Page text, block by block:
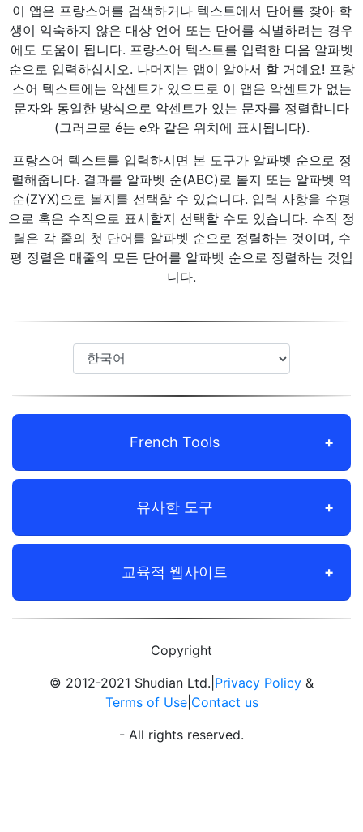
이 앱은 프랑스어를 검색하거나 텍스트에서 단어를 찾아 학
생이 익숙하지 않은 대상 언어 또는 단어를 식별하려는 경우
에도 도움이 됩니다. 프랑스어 텍스트를 입력한 다음 알파벳
순으로 입력하십시오. 나머지는 앱이 알아서 할 거예요! 프랑
스어 텍스트에는 악센트가 있으므로 이 앱은 악센트가 없는
문자와 동일한 방식으로 악센트가 있는 문자를 정렬합니다
(그러므로 é는 e와 같은 위치에 표시됩니다).
프랑스어 텍스트를 입력하시면 본 도구가 알파벳 순으로 정
렬해줍니다. 결과를 알파벳 순(ABC)로 볼지 또는 알파벳 역
순(ZYX)으로 볼지를 선택할 수 있습니다. 입력 사항을 수평
으로 혹은 수직으로 표시할지 선택할 수도 있습니다. 수직 정
렬은 각 줄의 첫 단어를 알파벳 순으로 정렬하는 것이며, 수
평 정렬은 매줄의 모든 단어를 알파벳 순으로 정렬하는 것입
니다.
French Tools
유사한 도구
교육적 웹사이트
Copyright
© 2012-2021 Shudian Ltd.| Privacy Policy &
Terms of Use| Contact us
- All rights reserved.